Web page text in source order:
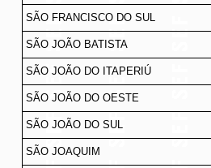
SÃO FRANCISCO DO SUL
SÃO JOÃO BATISTA
SÃO JOÃO DO ITAPERIÚ
SÃO JOÃO DO OESTE
SÃO JOÃO DO SUL
SÃO JOAQUIM